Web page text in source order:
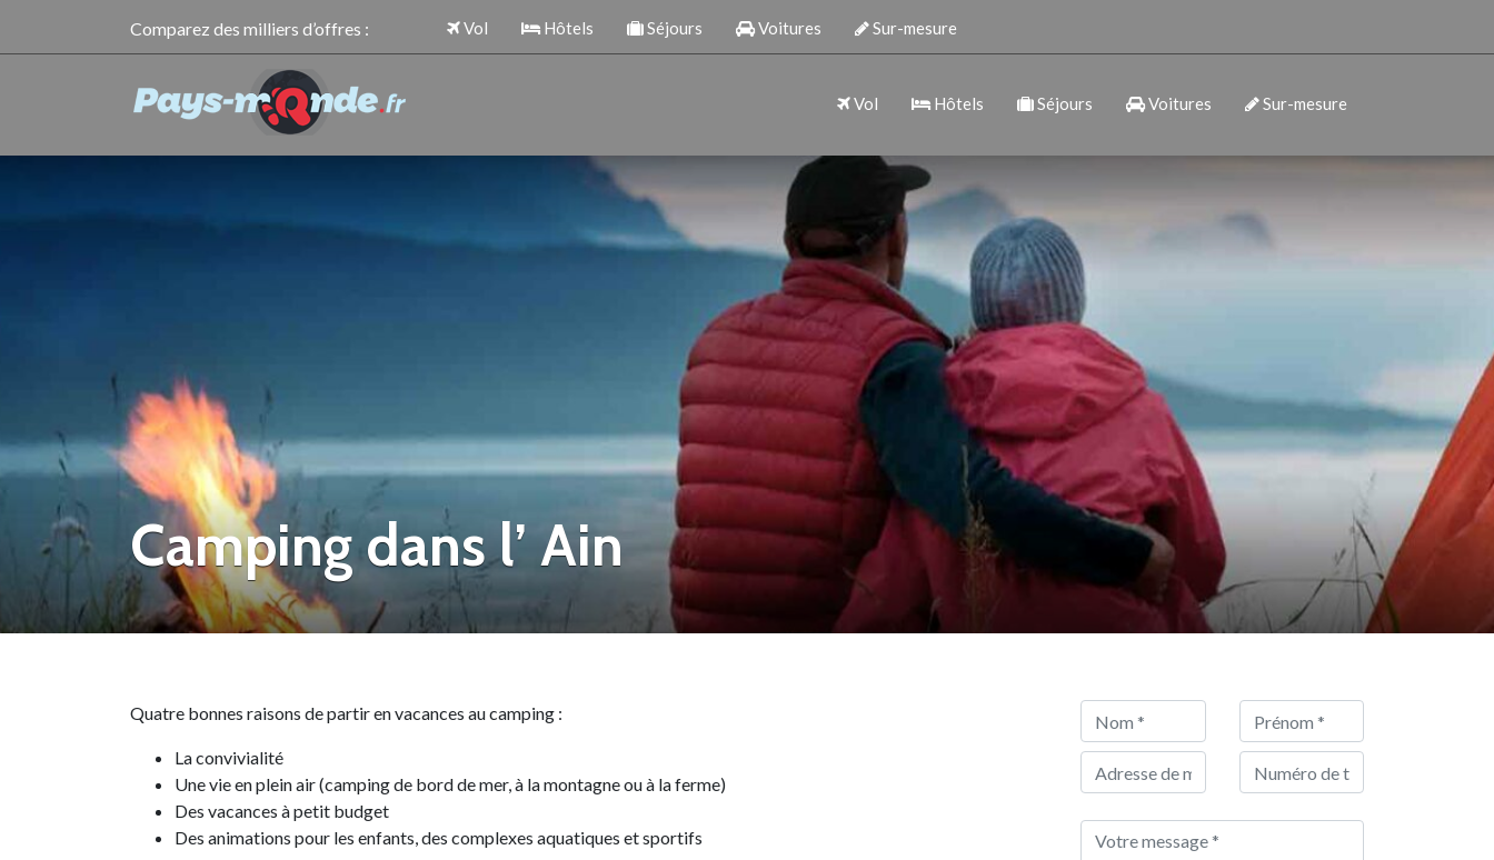
Comparez des milliers d’offres : Vol Hôtels Séjours Voitures Sur-mesure
Vol Hôtels Séjours Voitures Sur-mesure
Camping dans l’ Ain
Quatre bonnes raisons de partir en vacances au camping :
La convivialité
Une vie en plein air (camping de bord de mer, à la montagne ou à la ferme)
Des vacances à petit budget
Des animations pour les enfants, des complexes aquatiques et sportifs